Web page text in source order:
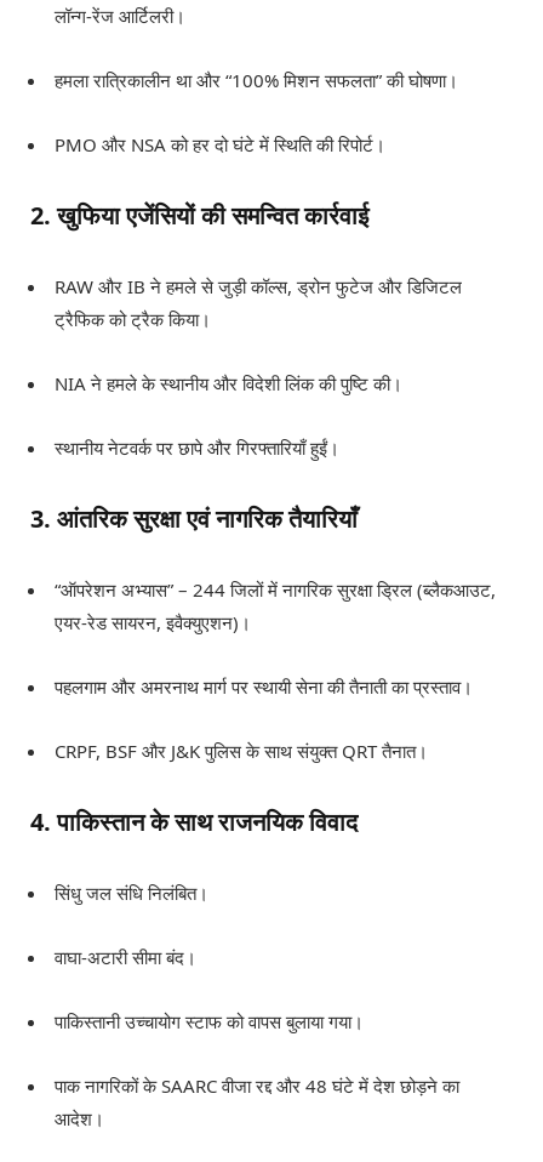
लॉन्ग-रेंज आर्टिलरी।
हमला रात्रिकालीन था और “100% मिशन सफलता” की घोषणा।
PMO और NSA को हर दो घंटे में स्थिति की रिपोर्ट।
2. खुफिया एजेंसियों की समन्वित कार्रवाई
RAW और IB ने हमले से जुड़ी कॉल्स, ड्रोन फुटेज और डिजिटल
ट्रैफिक को ट्रैक किया।
NIA ने हमले के स्थानीय और विदेशी लिंक की पुष्टि की।
स्थानीय नेटवर्क पर छापे और गिरफ्तारियाँ हुईं।
3. आंतरिक सुरक्षा एवं नागरिक तैयारियाँ
“ऑपरेशन अभ्यास” – 244 जिलों में नागरिक सुरक्षा ड्रिल (ब्लैकआउट,
एयर-रेड सायरन, इवैक्युएशन)।
पहलगाम और अमरनाथ मार्ग पर स्थायी सेना की तैनाती का प्रस्ताव।
CRPF, BSF और J&K पुलिस के साथ संयुक्त QRT तैनात।
4. पाकिस्तान के साथ राजनयिक विवाद
सिंधु जल संधि निलंबित।
वाघा-अटारी सीमा बंद।
पाकिस्तानी उच्चायोग स्टाफ को वापस बुलाया गया।
पाक नागरिकों के SAARC वीजा रद्द और 48 घंटे में देश छोड़ने का
आदेश।